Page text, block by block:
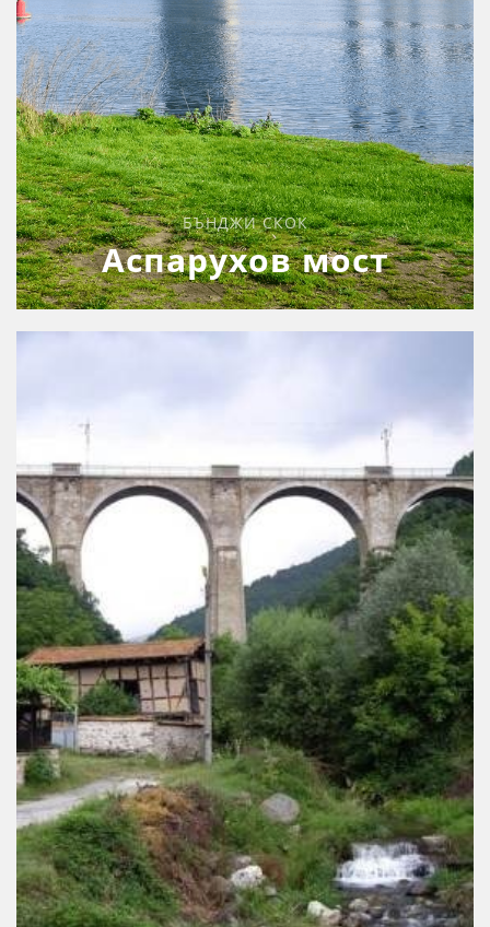
БЪНДЖИ СКОК
Аспарухов мост